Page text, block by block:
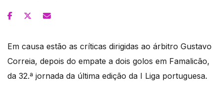
Em causa estão as críticas dirigidas ao árbitro Gustavo
Correia, depois do empate a dois golos em Famalicão,
da 32.ª jornada da última edição da I Liga portuguesa.